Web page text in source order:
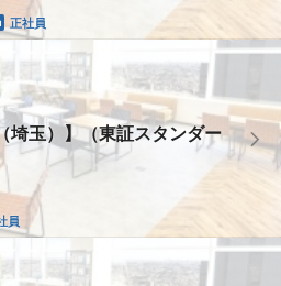
正社員
埼玉）】（東証スタンダー
員